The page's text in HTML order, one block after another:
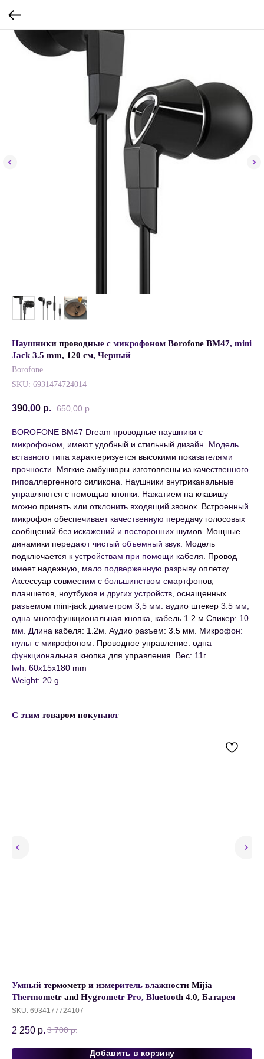
Наушники проводные с микрофоном Borofone BM47, mini
Jack 3.5 mm, 120 см, Черный
Borofone
SKU: 6931474724014
390,00 р. 650,00 р.
BOROFONE BM47 Dream проводные наушники с
микрофоном, имеют удобный и стильный дизайн. Модель
вставного типа характеризуется высокими показателями
прочности. Мягкие амбушюры изготовлены из качественного
гипоаллергенного силикона. Наушники внутриканальные
управляются с помощью кнопки. Нажатием на клавишу
можно принять или отклонить входящий звонок. Встроенный
микрофон обеспечивает качественную передачу голосовых
сообщений без искажений и посторонних шумов. Мощные
динамики передают чистый объемный звук. Модель
подключается к устройствам при помощи кабеля. Провод
имеет надежную, мало подверженную разрыву оплетку.
Аксессуар совместим с большинством смартфонов,
планшетов, ноутбуков и других устройств, оснащенных
разъемом mini-jack диаметром 3,5 мм. аудио штекер 3.5 мм,
одна многофункциональная кнопка, кабель 1.2 м Спикер: 10
мм. Длина кабеля: 1.2м. Аудио разъем: 3.5 мм. Микрофон:
пульт с микрофоном. Проводное управление: одна
функциональная кнопка для управления. Вес: 11г.
lwh: 60x15x180 mm
Weight: 20 g
С этим товаром покупают
Умный термометр и измеритель влажности Mijia
Thermometr and Hygrometr Pro, Bluetooth 4.0, Батарея
2xCR2450, Белый
SKU: 6934177724107
2 250 р. 3 700 р.
Добавить в корзину